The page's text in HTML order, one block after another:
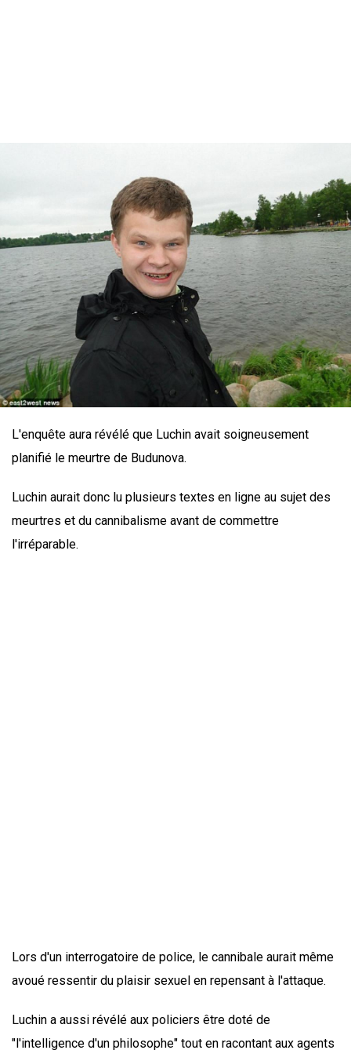
L'enquête aura révélé que Luchin avait soigneusement
planifié le meurtre de Budunova.
Luchin aurait donc lu plusieurs textes en ligne au sujet des
meurtres et du cannibalisme avant de commettre
l'irréparable.
Lors d'un interrogatoire de police, le cannibale aurait même
avoué ressentir du plaisir sexuel en repensant à l'attaque.
Luchin a aussi révélé aux policiers être doté de
"l'intelligence d'un philosophe" tout en racontant aux agents